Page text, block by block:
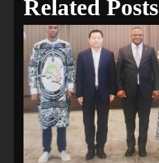
Related Posts